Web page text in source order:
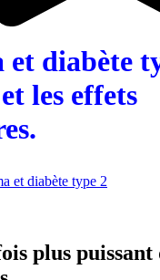
diabète
les effets
et diabète type 2
plus puissant